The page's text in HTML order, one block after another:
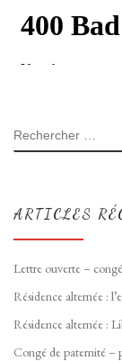
RECHERCHER
ARTICLES
Lettre ouverte –
Résidence alternée :
Résidence alternée :
Congé de paternité –